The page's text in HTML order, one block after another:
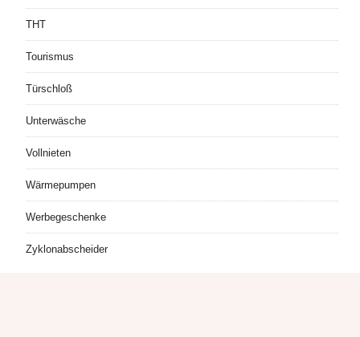
THT
Tourismus
Türschloß
Unterwäsche
Vollnieten
Wärmepumpen
Werbegeschenke
Zyklonabscheider